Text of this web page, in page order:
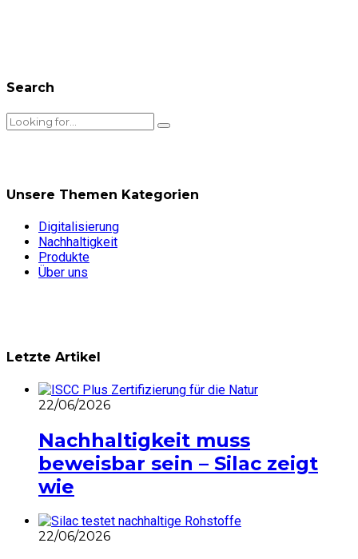
Search
Unsere Themen Kategorien
Digitalisierung
Nachhaltigkeit
Produkte
Über uns
Letzte Artikel
22/06/2026
Nachhaltigkeit muss
beweisbar sein – Silac zeigt
wie
22/06/2026